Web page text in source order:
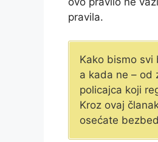
pravila.
Kako bismo svi
a kada ne – od
policajca koji
Kroz ovaj
osećate